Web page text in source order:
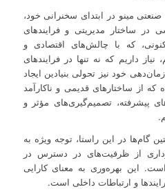
مینو در ابتدای سخنرانی خود،
در ساختار مدیریتی و فرایندهای
که با چالش‌های اقتصادی و
داریم که نه تنها در فرایندهای
خود نیز تحولی بنیادین ایجاد
از ساختارهای قدیمی و ناکارآمد
پیشرفته، تصمیم‌گیری‌های مؤثر و
گام‌ها در این راستا، توجه ویژه به
از ظرفیت‌های در دسترس در
این بهره‌وری به معنای کارایی
و ارتباطات داخلی است.